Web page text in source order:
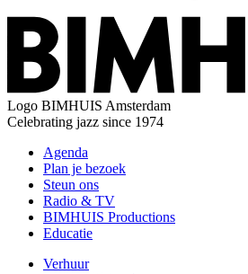
Logo BIMHUIS Amsterdam
Celebrating jazz since 1974
Agenda
Plan je bezoek
Steun ons
Radio & TV
BIMHUIS Productions
Educatie
Verhuur